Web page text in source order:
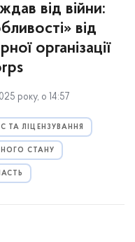
від війни:
від
організації
року, о 14:57
ТА ЛІЦЕНЗУВАННЯ
СТАНУ